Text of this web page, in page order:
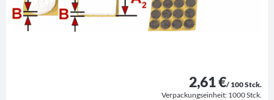
2,61 €/ 100 Stck.
Verpackungseinheit: 1000 Stck.